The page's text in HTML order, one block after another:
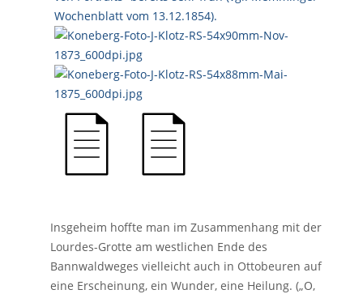
Insgeheim hoffte man im Zusammenhang mit der
Lourdes-Grotte am westlichen Ende des
Bannwaldweges vielleicht auch in Ottobeuren auf
eine Erscheinung, ein Wunder, eine Heilung. („O,